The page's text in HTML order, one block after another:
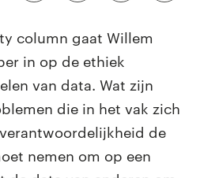
column gaat Willem
in op de ethiek
van data. Wat zijn
die in het vak zich
de
nemen om op een